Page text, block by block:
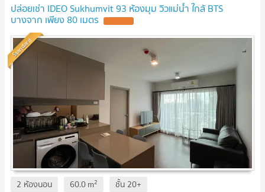
ปล่อยเช่า IDEO Sukhumvit 93 ห้องมุม วิวแม่น้ำ ใกล้ BTS
บางจาก เพียง 80 เมตร
Standard
2 ห้องนอน 60.0m2 ชั้น 20+